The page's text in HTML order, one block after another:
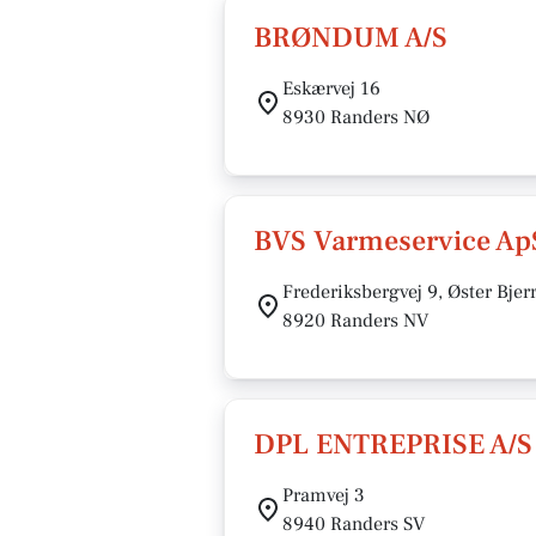
BRØNDUM A/S
Eskærvej 16
8930 Randers NØ
BVS Varmeservice
Frederiksbergvej 9, Øster
8920 Randers NV
DPL ENTREPRISE A/S
Pramvej 3
8940 Randers SV